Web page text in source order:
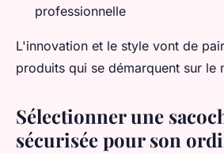
professionnelle
L'innovation et le style vont de
produits qui se démarquent sur le
Sélectionner une
sécurisée pour son